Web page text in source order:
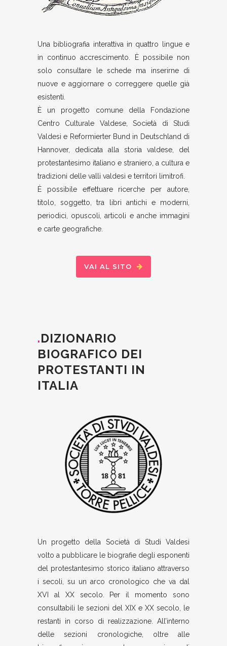
Una bibliografia interattiva in quattro lingue e
in continuo accrescimento. È possibile non
solo consultare le schede ma inserirne di
nuove e aggiornare o correggere quelle già
esistenti.
È un progetto comune della Fondazione
Centro Culturale Valdese, Società di Studi
Valdesi e Reformierter Bund in Deutschland di
Hannover, dedicata alla storia valdese, del
protestantesimo italiano e straniero, a cultura e
tradizioni delle valli valdesi e territori limitrofi.
È possibile effettuare ricerche per autore,
titolo, soggetto, tra libri antichi e moderni,
periodici, opuscoli, articoli e anche immagini
e carte geografiche.
VAI AL SITO
.DIZIONARIO
BIOGRAFICO DEI
PROTESTANTI IN
ITALIA
Un progetto della Società di Studi Valdesi
volto a pubblicare le biografie degli esponenti
del protestantesimo storico italiano attraverso
i secoli, su un arco cronologico che va dal
XVI al XX secolo. Per il momento sono
consultabili le sezioni del XIX e XX secolo, le
restanti in corso di realizzazione. All’interno
delle sezioni cronologiche, oltre alle